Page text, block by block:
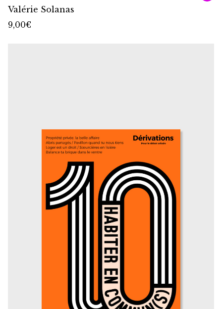
Valérie Solanas
9,00€